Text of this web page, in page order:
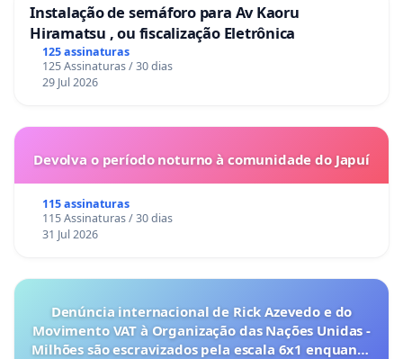
Instalação de semáforo para Av Kaoru
Hiramatsu , ou fiscalização Eletrônica
125 assinaturas
125 Assinaturas / 30 dias
29 Jul 2026
Devolva o período noturno à comunidade do Japuí
115 assinaturas
115 Assinaturas / 30 dias
31 Jul 2026
Denúncia internacional de Rick Azevedo e do
Movimento VAT à Organização das Nações Unidas -
Milhões são escravizados pela escala 6x1 enquanto